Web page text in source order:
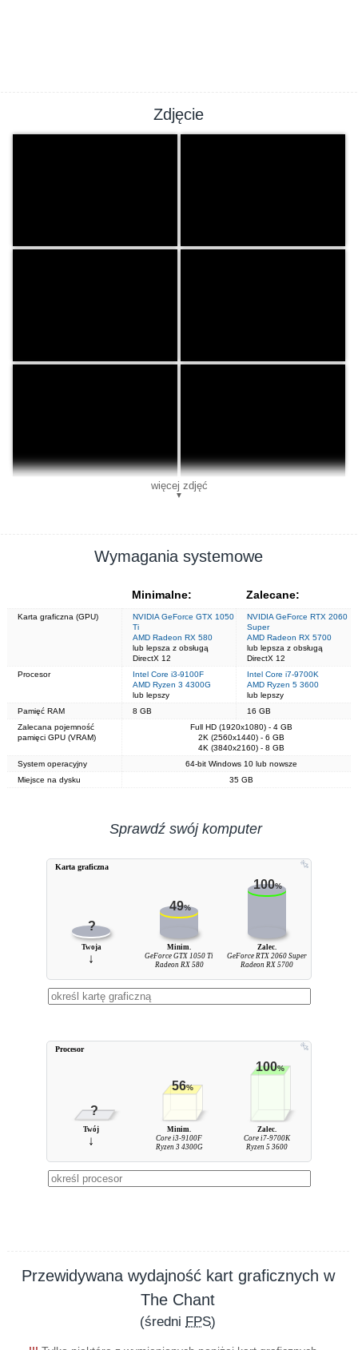
Zdjęcie
więcej zdjęć
▼
Wymagania systemowe
Minimalne: Zalecane:
Karta graficzna (GPU)
NVIDIA GeForce GTX 1050
Ti
AMD Radeon RX 580
lub lepsza z obsługą
DirectX 12
NVIDIA GeForce RTX 2060
Super
AMD Radeon RX 5700
lub lepsza z obsługą
DirectX 12
Procesor
Intel Core i3-9100F
AMD Ryzen 3 4300G
lub lepszy
Intel Core i7-9700K
AMD Ryzen 5 3600
lub lepszy
Pamięć RAM
8 GB
16 GB
Zalecana pojemność
pamięci GPU (VRAM)
Full HD (1920x1080) - 4 GB
2K (2560x1440) - 6 GB
4K (3840x2160) - 8 GB
System operacyjny
64-bit Windows 10 lub nowsze
Miejsce na dysku
35 GB
Sprawdź swój komputer
?
49%
100%
Twoja
↓
Minim.
GeForce GTX 1050 Ti
Radeon RX 580
Zalec.
GeForce RTX 2060 Super
Radeon RX 5700
Karta graficzna
?
56%
100%
Twój
↓
Minim.
Core i3-9100F
Ryzen 3 4300G
Zalec.
Core i7-9700K
Ryzen 5 3600
Procesor
Przewidywana wydajność kart graficznych w
The Chant
(średni FPS)